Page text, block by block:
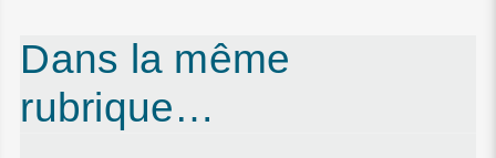
Dans la même
rubrique…